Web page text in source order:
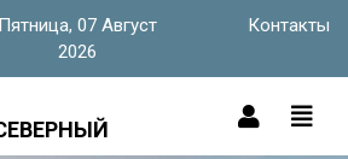
Пятница, 07 Август
2026
Контакты